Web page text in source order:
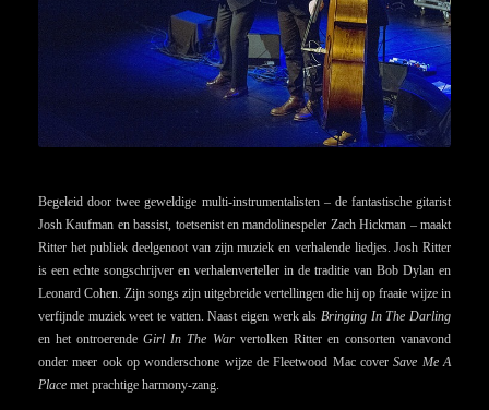
Begeleid door twee geweldige multi-instrumentalisten – de fantastische gitarist
Josh Kaufman en bassist, toetsenist en mandolinespeler Zach Hickman – maakt
Ritter het publiek deelgenoot van zijn muziek en verhalende liedjes. Josh Ritter
is een echte songschrijver en verhalenverteller in de traditie van Bob Dylan en
Leonard Cohen. Zijn songs zijn uitgebreide vertellingen die hij op fraaie wijze in
verfijnde muziek weet te vatten. Naast eigen werk als Bringing In The Darling
en het ontroerendeGirl In The War vertolken Ritter en consorten vanavond
onder meer ook op wonderschone wijze de Fleetwood Mac coverSave Me A
Place met prachtige harmony-zang.